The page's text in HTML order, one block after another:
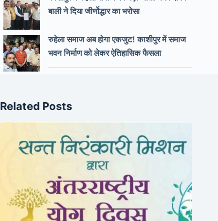
बाली ने दिया जीर्णोद्धार का भरोसा
रुहेला समाज अब होगा एकजुट! काशीपुर में समाज
भवन निर्माण को लेकर ऐतिहासिक फैसला
Related Posts